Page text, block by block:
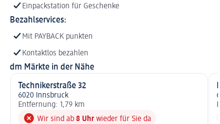
Einpackstation für Geschenke
Bezahlservices:
Mit PAYBACK punkten
Kontaktlos bezahlen
dm Märkte in der Nähe
Technikerstraße 32
6020 Innsbruck
Entfernung: 1,79 km
Wir sind ab 8 Uhr wieder für Sie da